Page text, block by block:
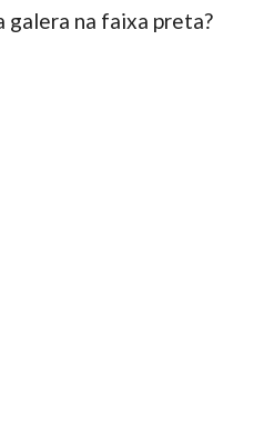
galera na faixa preta?